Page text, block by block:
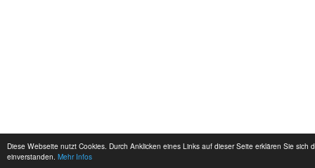
Diese Webseite nutzt Cookies. Durch Anklicken eines Links auf dieser Seite erklären Sie sich
einverstanden. Mehr Infos